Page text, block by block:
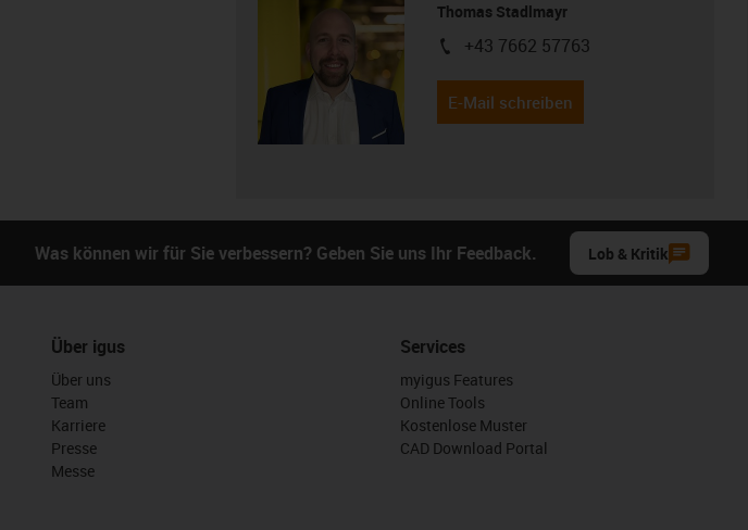
Thomas Stadlmayr
igus-icon-phone
+43 7662 57763
E-Mail schreiben
Was können wir für Sie verbessern? Geben Sie uns Ihr Feedback. Lob & Kritik
Über igus
Über uns
Team
Karriere
Presse
Messe
Services
myigus Features
Online Tools
Kostenlose Muster
CAD Download Portal